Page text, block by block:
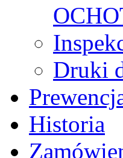
Druki
Historia